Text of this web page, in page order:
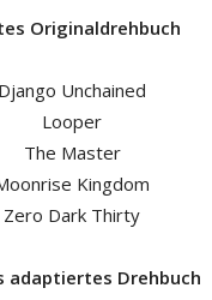
Originaldrehbuch
Django Unchained
Looper
The Master
Kingdom
Zero Dark Thirty
adaptiertes Drehbuch